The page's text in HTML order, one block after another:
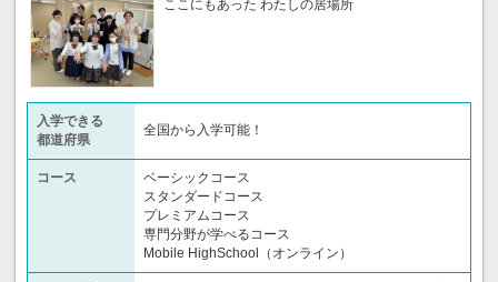
ここにもあった わたしの居場所
入学できる
都道府県
全国から入学可能！
コース
ベーシックコース
スタンダードコース
プレミアムコース
専門分野が学べるコース
Mobile HighSchool（オンライン）